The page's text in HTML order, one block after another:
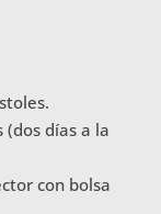
(dos días a la
con bolsa